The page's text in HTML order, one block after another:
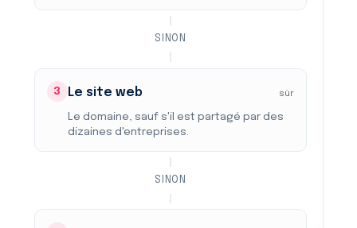
SINON
3 Le site web sûr
Le domaine, sauf s'il est partagé par des
dizaines d'entreprises.
SINON